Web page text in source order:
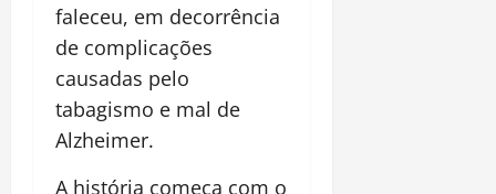
faleceu, em decorrência
de complicações
causadas pelo
tabagismo e mal de
Alzheimer.
A história começa com o